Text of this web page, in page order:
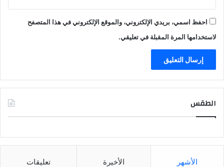
احفظ اسمي، بريدي الإلكتروني، والموقع الإلكتروني في هذا المتصفح
لاستخدامها المرة المقبلة في تعليقي.
الطقس
الأشهر الأخيرة تعليقات